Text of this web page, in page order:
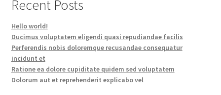
Recent Posts
Hello world!
Ducimus voluptatem eligendi quasi repudiandae facilis
Perferendis nobis doloremque recusandae consequatur
incidunt et
Ratione ea dolore cupiditate quidem sed voluptatem
Dolorum aut et reprehenderit explicabo vel